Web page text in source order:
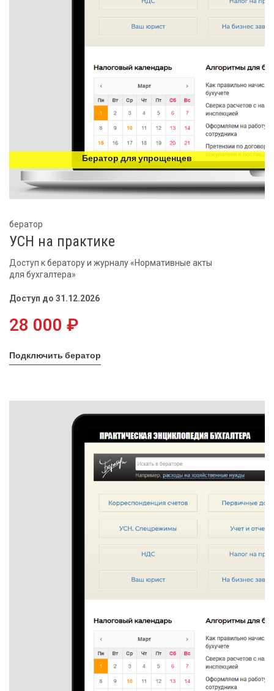
Бератор для упрощенцев
бератор
УСН на практике
Доступ к бератору и журналу «Нормативные акты
для бухгалтера»
Доступ до 31.12.2026
28 000 ₽
Подключить бератор